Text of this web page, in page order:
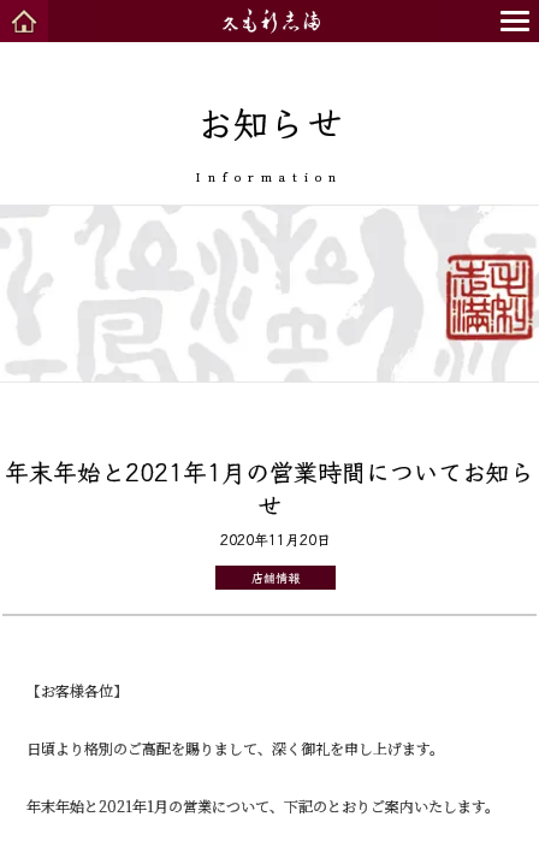
お知らせ
Information
年末年始と2021年1月の営業時間についてお知ら
せ
2020年11月20日
店舗情報
【お客様各位】
日頃より格別のご高配を賜りまして、深く御礼を申し上げます。
年末年始と2021年1月の営業について、下記のとおりご案内いたします。